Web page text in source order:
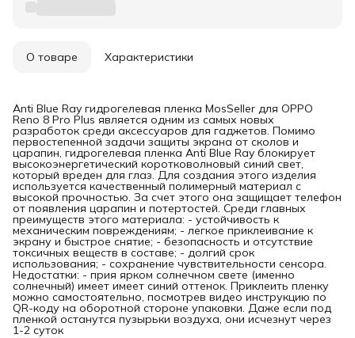
О товаре Характеристики
Anti Blue Ray гидрогелевая пленка MosSeller для OPPO
Reno 8 Pro Plus является одним из самых новых
разработок среди аксессуаров для гаджетов. Помимо
первостепенной задачи защиты экрана от сколов и
царапин, гидрогелевая пленка Anti Blue Ray блокирует
высокоэнергетический коротковолновый синий свет,
который вреден для глаз. Для создания этого изделия
используется качественный полимерный материал с
высокой прочностью. За счет этого она защищает телефон
от появления царапин и потертостей. Среди главных
преимуществ этого материала: - устойчивость к
механическим повреждениям; - легкое приклеивание к
экрану и быстрое снятие; - безопасность и отсутствие
токсичных веществ в составе; - долгий срок
использования; - сохранение чувствительности сенсора.
Недостатки: - прия ярком солнечном свете (именно
солнечный) имеет имеет синий оттенок. Приклеить пленку
можно самостоятельно, посмотрев видео инструкцию по
QR-коду на оборотной стороне упаковки. Даже если под
пленкой останутся пузырьки воздуха, они исчезнут через
1-2 суток